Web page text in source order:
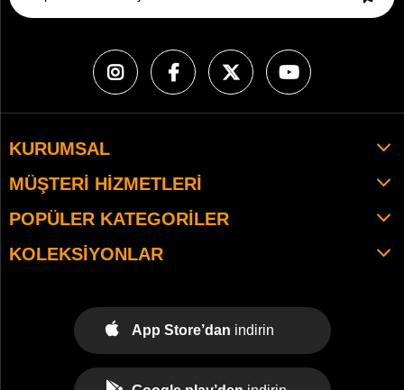
KURUMSAL
MÜŞTERI HIZMETLERI
POPÜLER KATEGORILER
KOLEKSIYONLAR
App Store’dan indirin